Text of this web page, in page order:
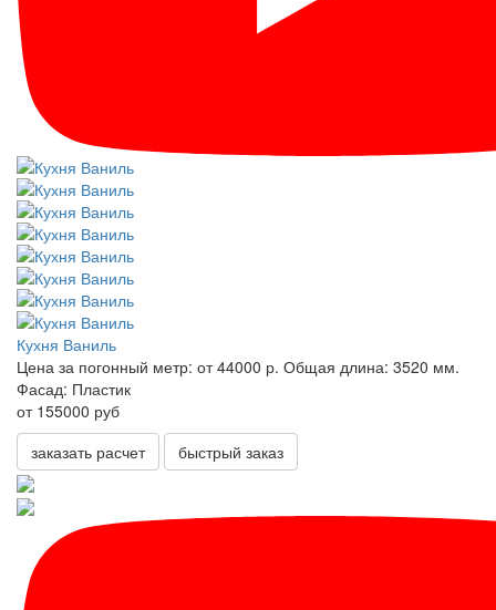
Кухня Ваниль
Цена за погонный метр: от 44000 р. Общая длина: 3520 мм.
Фасад: Пластик
от 155000 руб
заказать расчет
быстрый заказ